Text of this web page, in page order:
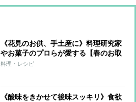
《花見のお供、手土産に》料理研究家
やお菓子のプロらが愛する【春のお取
り寄せ】華やかな見た目と色合いで心
料理・レシピ
《酸味をきかせて後味スッキリ》食欲